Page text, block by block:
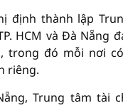
định thành lập
HCM và Đà Nẵng
trong đó mỗi nơi
riêng.
Trung tâm tài